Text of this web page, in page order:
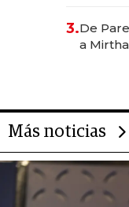
las
3.De
a
Más noticias